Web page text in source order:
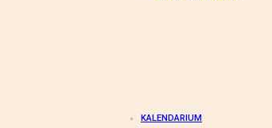
KALENDARIUM